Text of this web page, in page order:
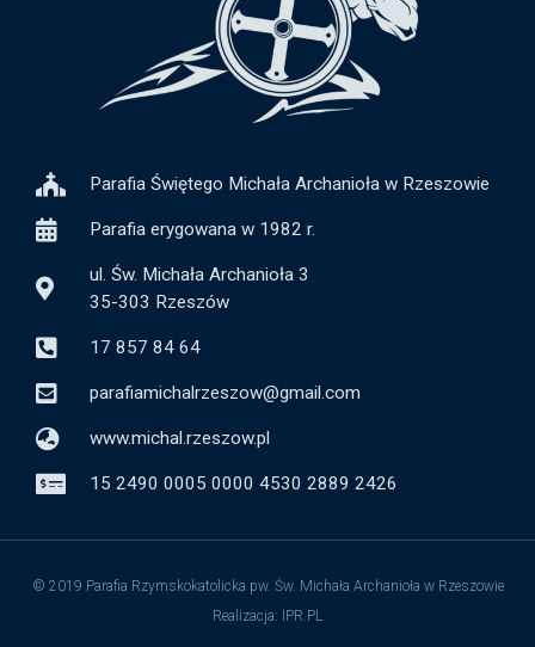
Parafia Świętego Michała Archanioła w Rzeszowie
Parafia erygowana w 1982 r.
ul. Św. Michała Archanioła 3
35-303 Rzeszów
17 857 84 64
parafiamichalrzeszow@gmail.com
www.michal.rzeszow.pl
15 2490 0005 0000 4530 2889 2426
© 2019 Parafia Rzymskokatolicka pw. Św. Michała Archanioła w Rzeszowie
Realizacja: IPR.PL